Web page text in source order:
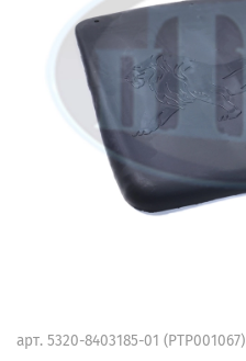
арт. 5320-8403185-01 (PTP001067)